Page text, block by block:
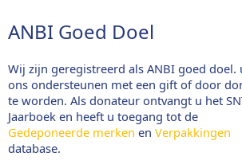
ANBI Goed Doel
Wij zijn geregistreerd als ANBI goed doel.
ons ondersteunen met een gift of door
te worden. Als donateur ontvangt u het
Jaarboek en heeft u toegang tot de
Gedeponeerde merken en Verpakkingen
database.